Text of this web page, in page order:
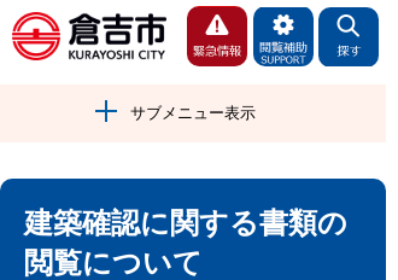
サブメニュー表示
建築確認に関する書類の
閲覧について